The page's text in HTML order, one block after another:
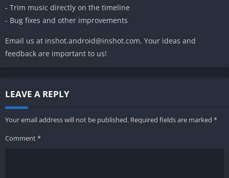
- Trim music directly on the timeline
- Bug fixes and other improvements
Email us at inshot.android@inshot.com. Your ideas and
feedback are important to us!
LEAVE A REPLY
Your email address will not be published. Required fields are marked *
Comment*